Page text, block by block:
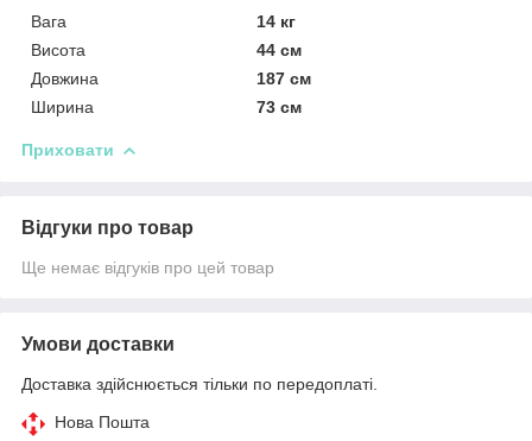
Вага
14 кг
Висота
44 см
Довжина
187 см
Ширина
73 см
Приховати
Відгуки про товар
Ще немає відгуків про цей товар
Умови доставки
Доставка здійснюється тільки по передоплаті.
Нова Пошта